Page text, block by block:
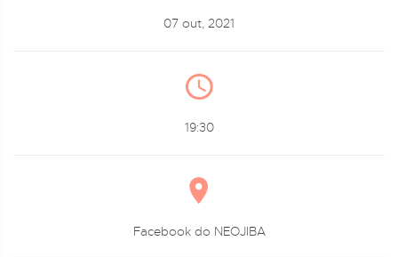
07 out, 2021
19:30
Facebook do NEOJIBA